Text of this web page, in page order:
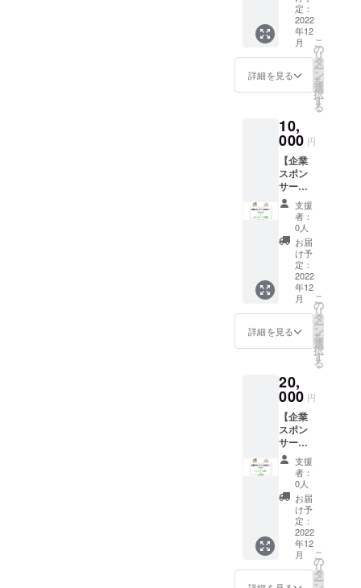
堺市深
井
DIY
shop
MANAb
oo 所要
材料費
別途。
費・宿
泊費が
かかる
場合は
自己負
担でお
願いし
ます。
※会員
サービ
スを継
続して
利用し
たい場
WS終了
員登録
が必要
です。
※日程・
内容等
詳細は
後日
メール
にて打
ち合わ
せいた
しま
す。 ※
受講期
限：目
けと、
大阪堺
のDIYレ
ンタル
スペー
ス
MANbo
oでの基
（通常
3,500
円）を
受講い
ただけ
ます。
所要時
間 約1
時間
（基礎
講習の
内容は
DIY
shop
MANAb
oo HP
でご確
※交通
費・宿
かかる
場合は
自己負
担でお
願いし
ます。
※基礎講
習日程
等詳細
は後日
メール
にて打
ち合わ
定：
2022
年12
月
詳細を見る
こ
の
リ
タ
ー
ン
を
選
択
す
る
10,
000 円
【企業
スポン
サー】
HP掲載
企業ス
ポン
サーに
なれる
権利で
す。 ・
会社の
お名前
とリン
クを
ホーム
・完成
した
BOOK
のお届
け ※事
業名・
施設名
での掲
載も可
能で
す。 ※
掲載情
報につ
いて、
後日
メール
支援
者：
0人
お届
け予
定：
2022
年12
月
詳細を見る
こ
の
リ
タ
ー
ン
を
選
択
す
る
20,
000 円
【企業
スポン
サー】
店内＆
HP掲載
企業ス
ポン
サーに
なれる
権利で
す。 ・
会社情
報を店
内に掲
支援
者：
0人
お届
け予
定：
2022
年12
月
こ
の
リ
タ
ー